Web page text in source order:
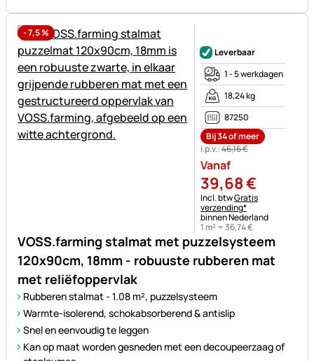
-7,5%
VOSS.farming stalmat met puzzelsysteem
120x90cm, 18mm - robuuste rubberen mat
met reliëfoppervlak
Rubberen stalmat - 1.08 m², puzzelsysteem
Warmte-isolerend, schokabsorberend & antislip
Snel en eenvoudig te leggen
Kan op maat worden gesneden met een decoupeerzaag of
Leverbaar
1 - 5 werkdagen
18,24 kg
87250
Bij 34 of meer
i.p.v.:46,16€
Vanaf
39,68€
Belastinginformatie:
Incl. btwGratis
verzending*
binnen Nederland
1 m² =36,74€